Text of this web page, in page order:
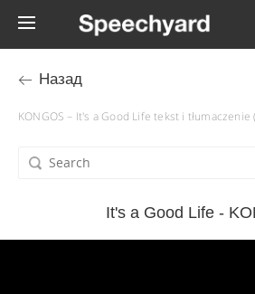
Назад
KONGOS – It's a Good Life tekst i
It's a Good Life -